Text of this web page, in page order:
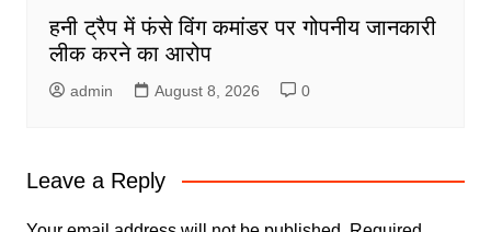
हनी ट्रैप में फंसे विंग कमांडर पर गोपनीय जानकारी
लीक करने का आरोप
admin August 8, 2026 0
Leave a Reply